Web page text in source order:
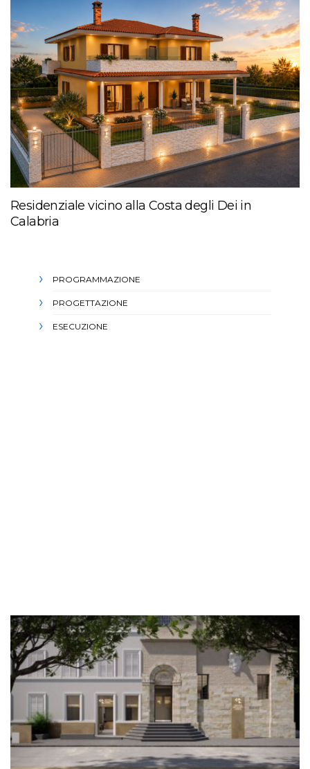
Residenziale vicino alla Costa degli Dei in
Calabria
PROGRAMMAZIONE
PROGETTAZIONE
ESECUZIONE